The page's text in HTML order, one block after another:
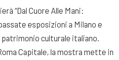
“Dal Cuore Alle Mani:
esposizioni a Milano e
culturale italiano.
Capitale, la mostra mette in